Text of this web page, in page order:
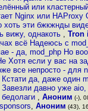
или
Nginx или
эти бжкжнды
вижу, однакоть , Tron
всё Надеюсь с
- да, mod_php Но
Хотя если у вас на
все непросто - для
Кстати да, даже один
Завезли давно уже
, Аноним (-),
, Аноним (43),